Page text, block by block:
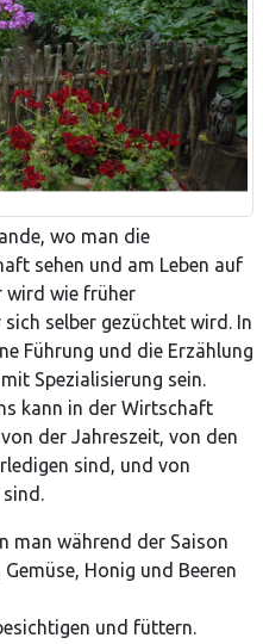
wo man die
sehen und am Leben auf
wird wie früher
selber gezüchtet wird. In
Führung und die Erzählung
Spezialisierung sein.
kann in der Wirtschaft
der Jahreszeit, von den
sind, und von
man während der Saison
Honig und Beeren
und füttern.